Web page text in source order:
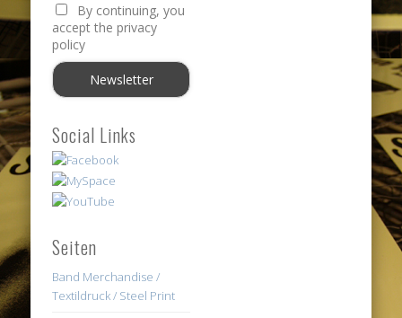
By continuing, you
accept the privacy
policy
Social Links
Seiten
Band Merchandise /
Textildruck / Steel Print